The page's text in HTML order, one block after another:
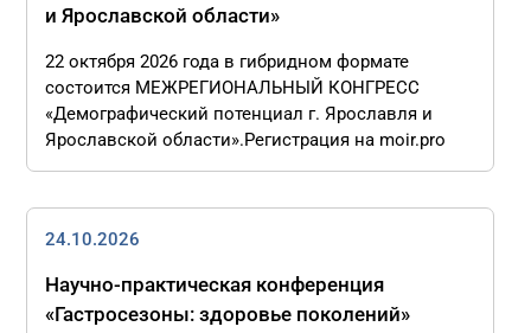
и Ярославской области»
22 октября 2026 года в гибридном формате
состоится МЕЖРЕГИОНАЛЬНЫЙ КОНГРЕСС
«Демографический потенциал г. Ярославля и
Ярославской области».Регистрация на moir.pro
24.10.2026
Научно-практическая конференция
«Гастросезоны: здоровье поколений»